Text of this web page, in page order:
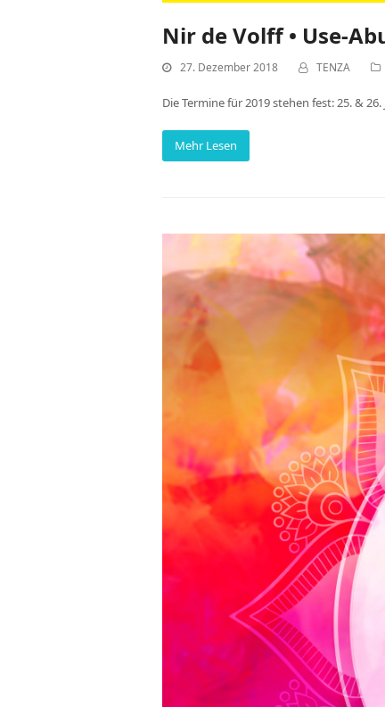
Nir de Volff • Use-
27. Dezember 2018 TENZA
Die Termine für 2019 stehen fest: 25. &
Mehr Lesen